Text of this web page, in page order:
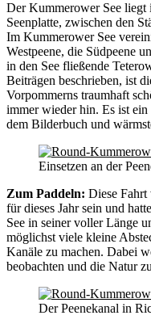
Der Kummerower See liegt
Seenplatte, zwischen den
Im Kummerower See
Westpeene, die Südpeene
in den See fließende
Beiträgen beschrieben, ist
Vorpommerns traumhaft
immer wieder hin. Es ist
dem Bilderbuch und
Einsetzen an der
Zum Paddeln: Diese
für dieses Jahr sein und
See in seiner voller Länge
möglichst viele kleine
Kanäle zu machen. Dabei
beobachten und die Natur
Der Peenekanal in